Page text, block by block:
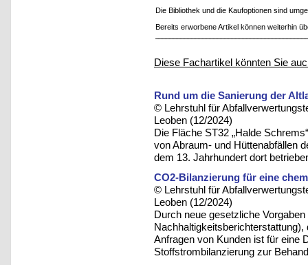
Die Bibliothek und die Kaufoptionen sind
Bereits erworbene Artikel können weiterhin
Diese Fachartikel könnten Sie
Rund um die Sanierung der
© Lehrstuhl für
Leoben (12/2024)
Die Fläche ST32 „Halde
von Abraum- und Hüttenabfällen
dem 13. Jahrhundert dort
CO2-Bilanzierung für eine
© Lehrstuhl für
Leoben (12/2024)
Durch neue gesetzliche
Anfragen von Kunden ist für eine
Stoffstrombilanzierung zur